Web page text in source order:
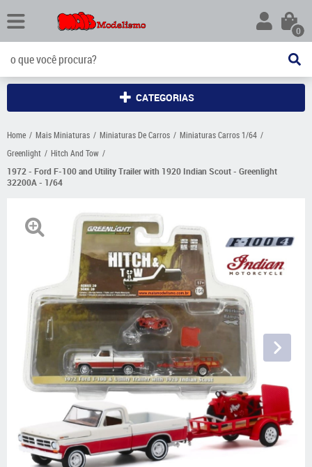
0
CATEGORIAS
Home Mais Miniaturas Miniaturas De Carros
Miniaturas Carros 1/64
Greenlight
Hitch And Tow
1972 - Ford F-100 and Utility Trailer with 1920 Indian Scout - Greenlight
32200A - 1/64